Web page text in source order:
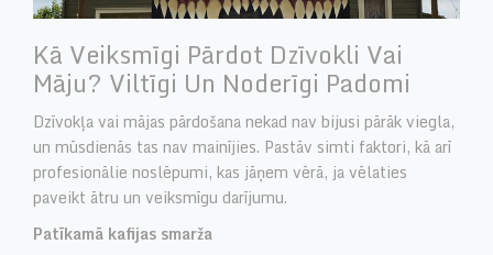
Kā Veiksmīgi Pārdot Dzīvokli Vai
Māju? Viltīgi Un Noderīgi Padomi
Dzīvokļa vai mājas pārdošana nekad nav bijusi pārāk viegla,
un mūsdienās tas nav mainījies. Pastāv simti faktori, kā arī
profesionālie noslēpumi, kas jāņem vērā, ja vēlaties
paveikt ātru un veiksmīgu darījumu.
Patīkamā kafijas smarža